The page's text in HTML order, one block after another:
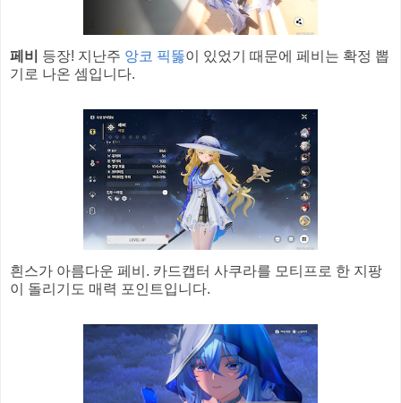
페비 등장! 지난주 앙코 픽뚫이 있었기 때문에 페비는 확정 뽑
기로 나온 셈입니다.
흰스가 아름다운 페비. 카드캡터 사쿠라를 모티프로 한 지팡
이 돌리기도 매력 포인트입니다.